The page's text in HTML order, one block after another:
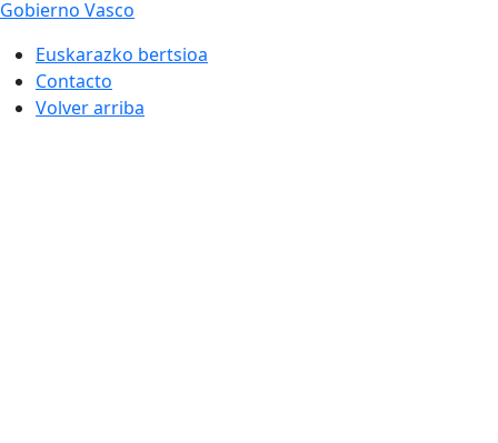
Gobierno Vasco
Euskarazko bertsioa
Contacto
Volver arriba